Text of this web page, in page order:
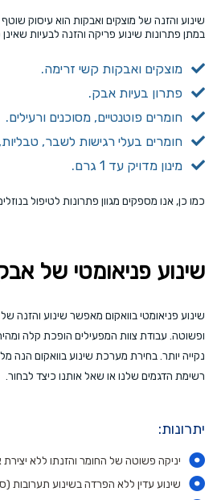
שינוע והזנה של מוצקים ואבקות הוא עיסוק
במתן פתרונות שינוע פריקה והזנה לבעיות
מוצקים ואבקות קשי זרימה.
פתרון בעיות אבק.
חומרים פוטנטיים, מסוכנים ורעילים.
חומרים בעלי רגישות לשבר,
מינון מדויק עד 1 גרם.
כמו כן, אנו מספקים מגוון פתרונות לטיפול
שינוע פניאומטי של
שינוע פניאומטי בוואקום מאפשר שינוע והזנה
ופשוטה. עבודת צוות המפעילים הופכת קלה
נקייה יותר. בחירת מערכת שינוע בוואקום הנה
רשימת הדגמים שלנו או שאל אותנו כיצד לבחור.
יתרונות:
יניקה פשוטה של החומר והזנתו ללא
שינוע עדין ללא הפרדה בשינוע תערובות